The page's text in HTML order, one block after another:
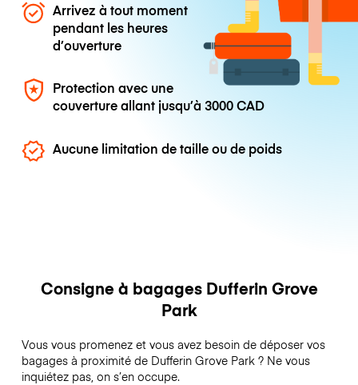
Arrivez à tout moment
pendant les heures
d’ouverture
Protection avec une
couverture allant jusqu’à3000 CAD
Aucune limitation de taille ou de poids
Consigne à bagages Dufferin Grove
Park
Vous vous promenez et vous avez besoin de déposer vos
bagages à proximité de Dufferin Grove Park ? Ne vous
inquiétez pas, on s’en occupe.